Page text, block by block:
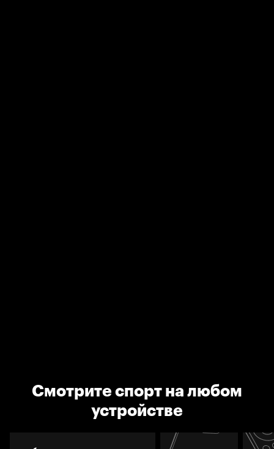
Смотрите спорт на любом
устройстве